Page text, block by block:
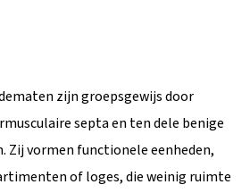
zijn groepsgewijs door
septa en ten dele benige
Zij vormen functionele eenheden,
of loges, die weinig ruimte